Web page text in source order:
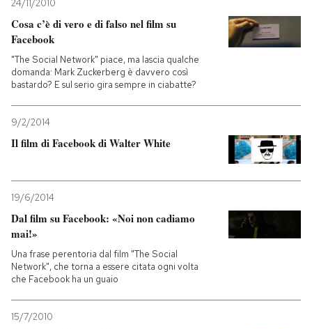
24/11/2010
Cosa c’è di vero e di falso nel film su
Facebook
"The Social Network" piace, ma lascia qualche
domanda: Mark Zuckerberg è davvero così
bastardo? E sul serio gira sempre in ciabatte?
9/2/2014
Il film di Facebook di Walter White
19/6/2014
Dal film su Facebook: «Noi non cadiamo
mai!»
Una frase perentoria dal film "The Social
Network", che torna a essere citata ogni volta
che Facebook ha un guaio
15/7/2010